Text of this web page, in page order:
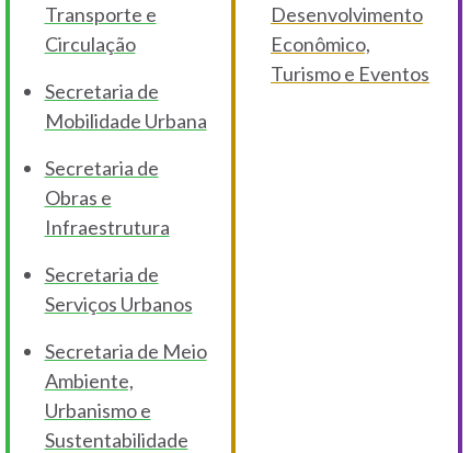
Transporte e
Circulação
Secretaria de
Mobilidade Urbana
Secretaria de
Obras e
Infraestrutura
Secretaria de
Serviços Urbanos
Secretaria de Meio
Ambiente,
Urbanismo e
Sustentabilidade
Desenvolvimento
Econômico,
Turismo e Eventos